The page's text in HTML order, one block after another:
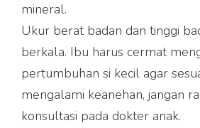
mineral.
Ukur berat badan dan tinggi
berkala. Ibu harus cermat
pertumbuhan si kecil agar
mengalami keanehan, jangan
konsultasi pada dokter anak.